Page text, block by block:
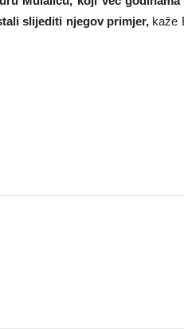
slijediti njegov primjer, kaže